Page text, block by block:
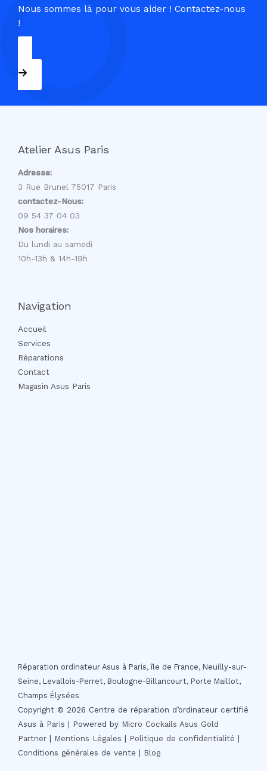
Nous sommes là pour vous aider ! Contactez-nous
!
09 54 37 04 03
Atelier Asus Paris
Adresse:
3 Rue Brunel 75017 Paris
contactez-Nous:
09 54 37 04 03
Nos horaires:
Du lundi au samedi
10h-13h & 14h-19h
Navigation
Accueil
Services
Réparations
Contact
Magasin Asus Paris
Réparation ordinateur Asus à Paris, île de France, Neuilly-sur-
Seine, Levallois-Perret, Boulogne-Billancourt, Porte Maillot,
Champs Élysées
Copyright © 2026 Centre de réparation d’ordinateur certifié
Asus à Paris | Powered by Micro Cockails Asus Gold
Partner | Mentions Légales | Politique de confidentialité |
Conditions générales de vente | Blog